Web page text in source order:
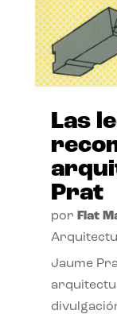
Las
Prat
por Flat
Jaume